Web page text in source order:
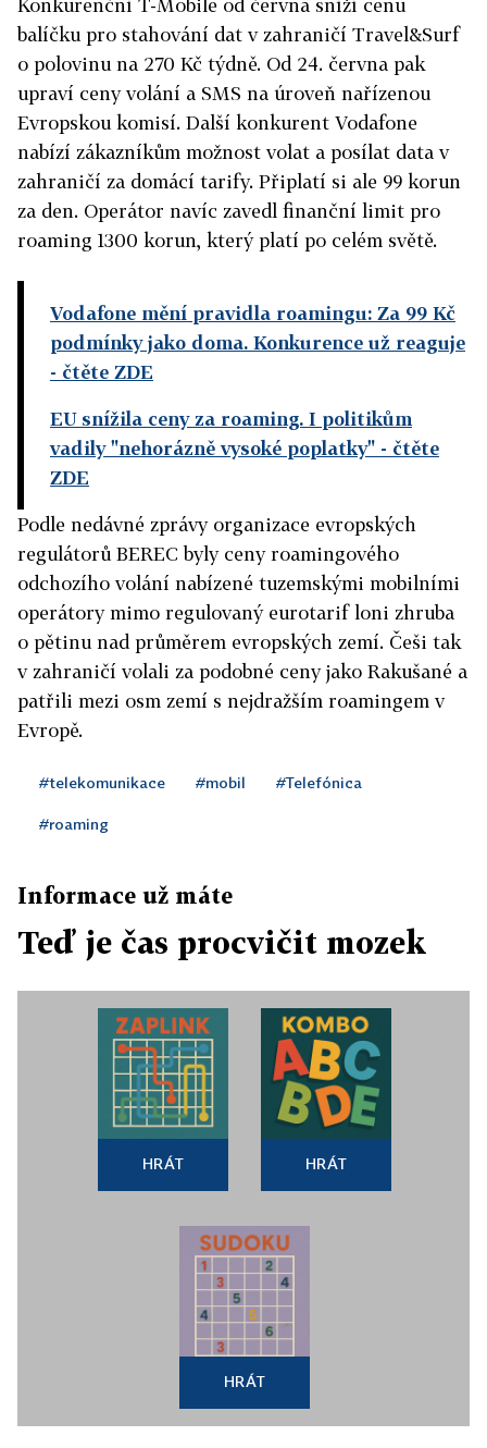
Konkurenční T-Mobile od června sníží cenu
balíčku pro stahování dat v zahraničí Travel&Surf
o polovinu na 270 Kč týdně. Od 24. června pak
upraví ceny volání a SMS na úroveň nařízenou
Evropskou komisí. Další konkurent Vodafone
nabízí zákazníkům možnost volat a posílat data v
zahraničí za domácí tarify. Připlatí si ale 99 korun
za den. Operátor navíc zavedl finanční limit pro
roaming 1300 korun, který platí po celém světě.
Vodafone mění pravidla roamingu: Za 99 Kč
podmínky jako doma. Konkurence už reaguje
- čtěte ZDE
EU snížila ceny za roaming. I politikům
vadily "nehorázně vysoké poplatky" - čtěte
ZDE
Podle nedávné zprávy organizace evropských
regulátorů BEREC byly ceny roamingového
odchozího volání nabízené tuzemskými mobilními
operátory mimo regulovaný eurotarif loni zhruba
o pětinu nad průměrem evropských zemí. Češi tak
v zahraničí volali za podobné ceny jako Rakušané a
patřili mezi osm zemí s nejdražším roamingem v
Evropě.
#telekomunikace #mobil #Telefónica
#roaming
Informace už máte
Teď je čas procvičit mozek
HRÁT HRÁT
HRÁT